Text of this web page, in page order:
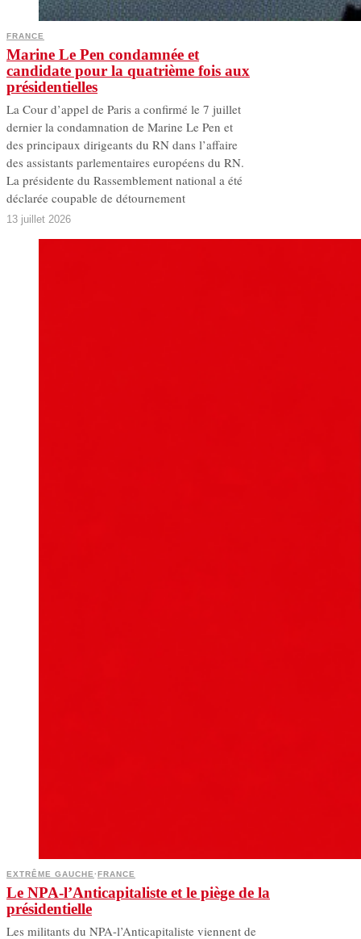
FRANCE
Marine Le Pen condamnée et
candidate pour la quatrième fois aux
présidentielles
La Cour d’appel de Paris a confirmé le 7 juillet
dernier la condamnation de Marine Le Pen et
des principaux dirigeants du RN dans l’affaire
des assistants parlementaires européens du RN.
La présidente du Rassemblement national a été
déclarée coupable de détournement
13 juillet 2026
EXTRÊME GAUCHE·FRANCE
Le NPA-l’Anticapitaliste et le piège de la
présidentielle
Les militants du NPA-l’Anticapitaliste viennent de